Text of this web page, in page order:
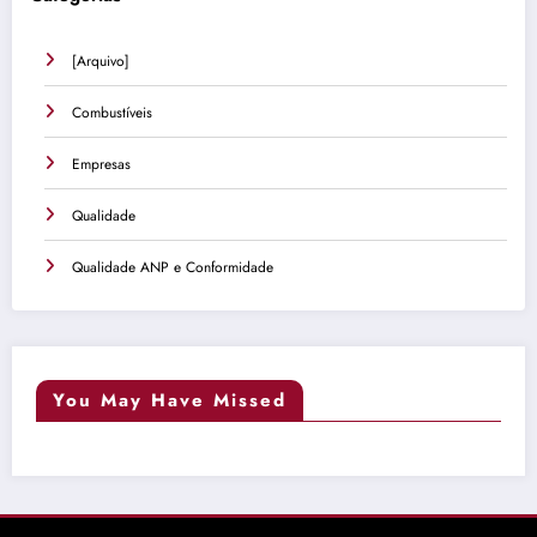
[Arquivo]
Combustíveis
Empresas
Qualidade
Qualidade ANP e Conformidade
You May Have Missed